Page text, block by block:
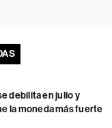
debilita en julio y
la moneda más fuerte